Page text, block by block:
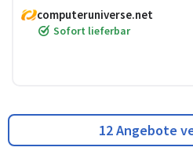
computeruniverse.net
Sofort lieferbar
12 Angebote